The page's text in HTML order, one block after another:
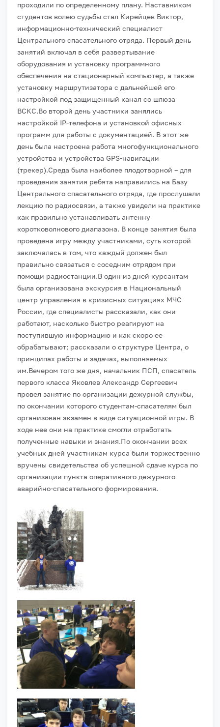
проходили по определенному плану. Наставником
студентов волею судьбы стал Кирейцев Виктор,
информационно-технический специалист
Центрального спасательного отряда. Первый день
занятий включал в себя развертывание
оборудования и установку программного
обеспечения на стационарный компьютер, а также
установку маршрутизатора с дальнейшей его
настройкой под защищенный канал со шлюза
ВСКС.Во второй день участники занялись
настройкой IP-телефона и установкой офисных
программ для работы с документацией. В этот же
день была настроена работа многофункционального
устройства и устройства GPS-навигации
(трекер).Среда была наиболее плодотворной – для
проведения занятия ребята направились на Базу
Центрального спасательного отряда, где прослушали
лекцию по радиосвязи, а также увидели на практике
как правильно устанавливать антенну
коротковолнового диапазона. В конце занятия была
проведена игру между участниками, суть которой
заключалась в том, что каждый должен был
правильно связаться с соседним отрядом при
помощи радиостанции.В один из дней курсантам
была организована экскурсия в Национальный
центр управления в кризисных ситуациях МЧС
России, где специалисты рассказали, как они
работают, насколько быстро реагируют на
поступившую информацию и как скоро ее
обрабатывают; рассказали о структуре Центра, о
принципах работы и задачах, выполняемых
им.Вечером того же дня, начальник ПСП, спасатель
первого класса Яковлев Александр Сергеевич
провел занятие по организации дежурной службы,
по окончании которого студентам-спасателям был
организован экзамен в виде ситуационной игры. В
ходе нее они на практике смогли отработать
полученные навыки и знания.По окончании всех
учебных дней участникам курса были торжественно
вручены свидетельства об успешной сдаче курса по
организации пункта оперативного дежурного
аварийно-спасательного формирования.